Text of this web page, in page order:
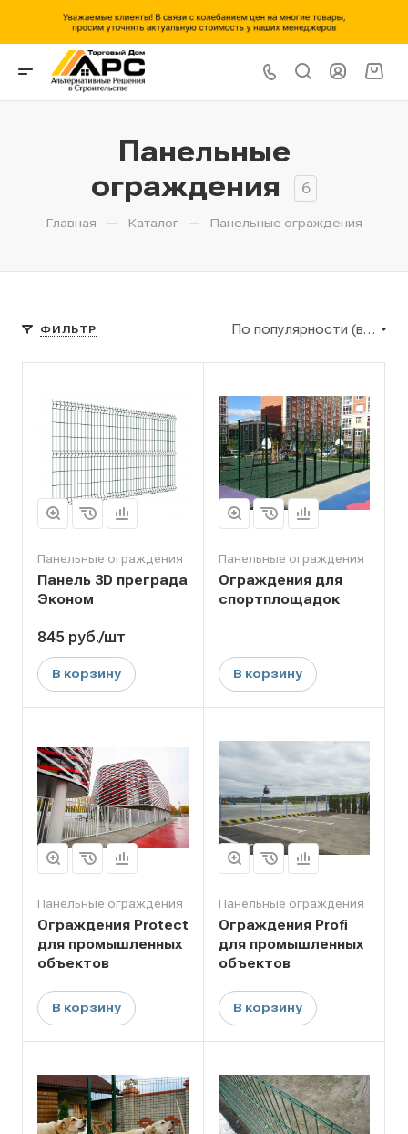
Панельные
ограждения
6
Главная — Каталог — Панельные ограждения
ФИЛЬТР По популярности (возрастание)
Панельные ограждения
Панель 3D преграда
Эконом
845 руб./шт
В корзину
Панельные ограждения
Ограждения для
спортплощадок
В корзину
Панельные ограждения
Ограждения Protect
для промышленных
объектов
В корзину
Панельные ограждения
Ограждения Profi
для промышленных
объектов
В корзину